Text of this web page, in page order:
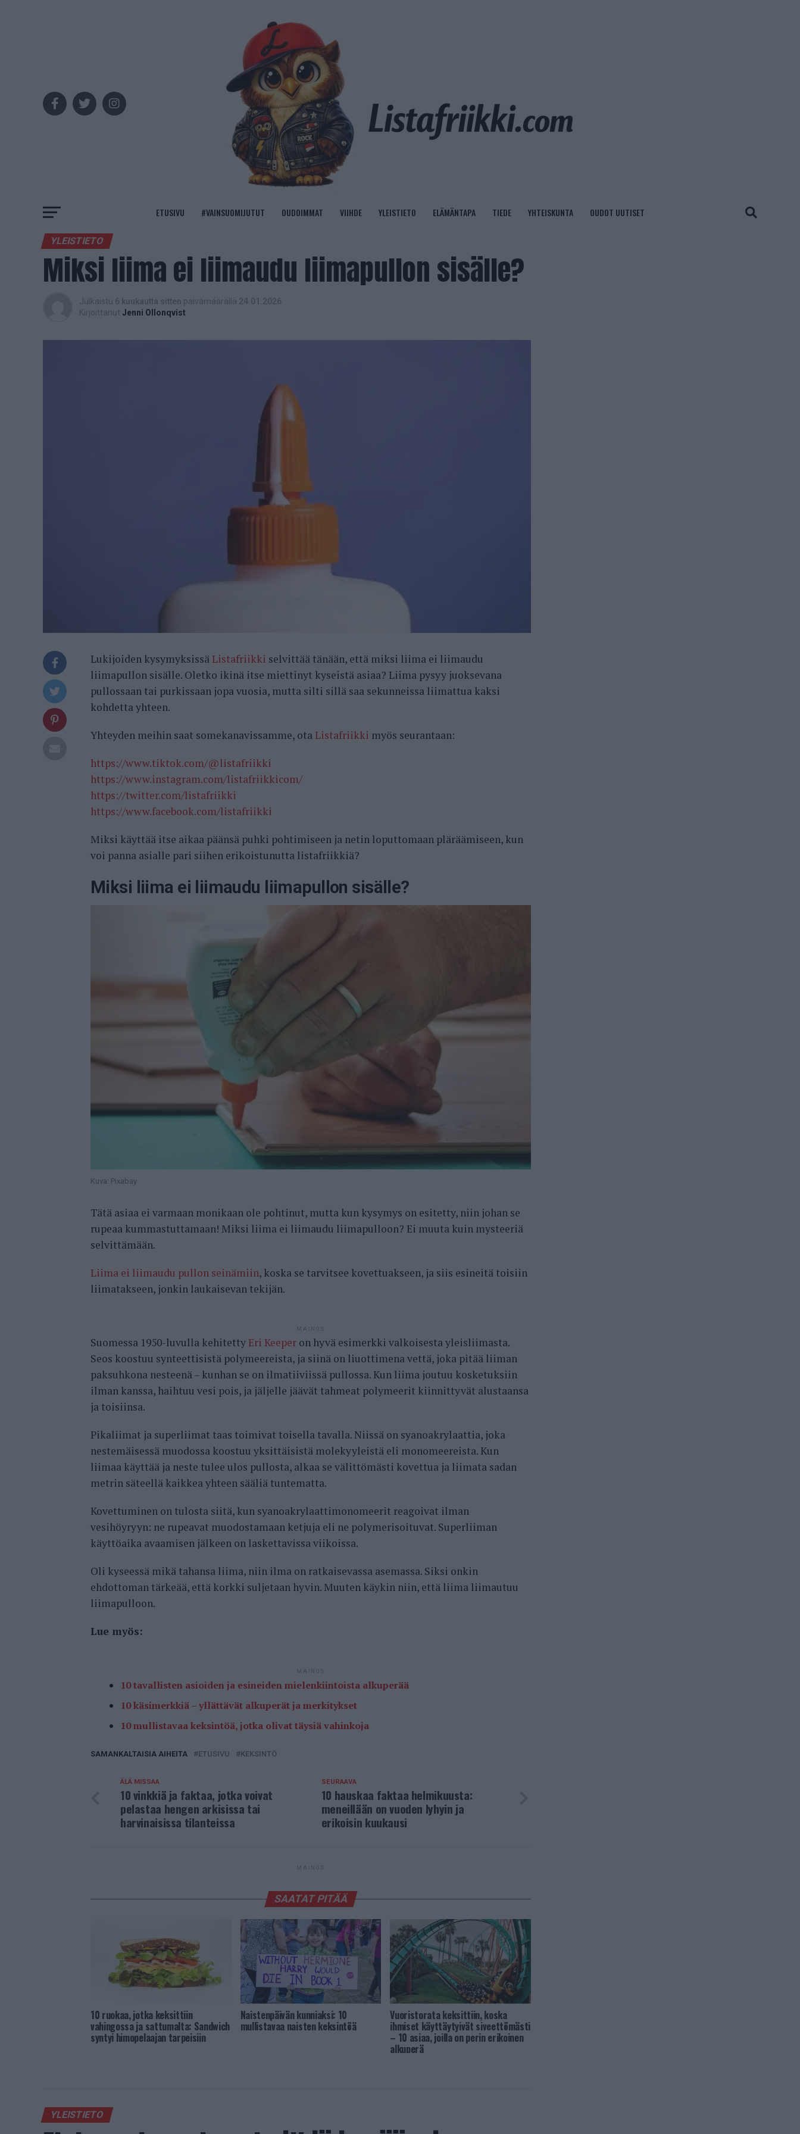
ETUSIVU #VAINSUOMIJUTUT OUDOIMMAT VIIHDE YLEISTIETO ELÄMÄNTAPA TIEDE YHTEISKUNTA OUDOT UUTISET
YLEISTIETO
Miksi liima ei liimaudu liimapullon sisälle?
Julkaistu 6 kuukautta sitten päivämäärällä 24.01.2026
Kirjoittanut Jenni Ollonqvist
Lukijoiden kysymyksissä Listafriikki selvittää tänään, että miksi liima ei liimaudu
liimapullon sisälle. Oletko ikinä itse miettinyt kyseistä asiaa? Liima pysyy juoksevana
pullossaan tai purkissaan jopa vuosia, mutta silti sillä saa sekunneissa liimattua kaksi
kohdetta yhteen.
Yhteyden meihin saat somekanavissamme, ota Listafriikki myös seurantaan:
https://www.tiktok.com/@listafriikki
https://www.instagram.com/listafriikkicom/
https://twitter.com/listafriikki
https://www.facebook.com/listafriikki
Miksi käyttää itse aikaa päänsä puhki pohtimiseen ja netin loputtomaan pläräämiseen, kun
voi panna asialle pari siihen erikoistunutta listafriikkiä?
Miksi liima ei liimaudu liimapullon sisälle?
Kuva: Pixabay
Tätä asiaa ei varmaan monikaan ole pohtinut, mutta kun kysymys on esitetty, niin johan se
rupeaa kummastuttamaan! Miksi liima ei liimaudu liimapulloon? Ei muuta kuin mysteeriä
selvittämään.
Liima ei liimaudu pullon seinämiin, koska se tarvitsee kovettuakseen, ja siis esineitä toisiin
liimatakseen, jonkin laukaisevan tekijän.
MAINOS
Suomessa 1950-luvulla kehitetty Eri Keeper on hyvä esimerkki valkoisesta yleisliimasta.
Seos koostuu synteettisistä polymeereista, ja siinä on liuottimena vettä, joka pitää liiman
paksuhkona nesteenä – kunhan se on ilmatiiviissä pullossa. Kun liima joutuu kosketuksiin
ilman kanssa, haihtuu vesi pois, ja jäljelle jäävät tahmeat polymeerit kiinnittyvät alustaansa
ja toisiinsa.
Pikaliimat ja superliimat taas toimivat toisella tavalla. Niissä on syanoakrylaattia, joka
nestemäisessä muodossa koostuu yksittäisistä molekyyleistä eli monomeereista. Kun
liimaa käyttää ja neste tulee ulos pullosta, alkaa se välittömästi kovettua ja liimata sadan
metrin säteellä kaikkea yhteen sääliä tuntematta.
Kovettuminen on tulosta siitä, kun syanoakrylaattimonomeerit reagoivat ilman
vesihöyryyn: ne rupeavat muodostamaan ketjuja eli ne polymerisoituvat. Superliiman
käyttöaika avaamisen jälkeen on laskettavissa viikoissa.
Oli kyseessä mikä tahansa liima, niin ilma on ratkaisevassa asemassa. Siksi onkin
ehdottoman tärkeää, että korkki suljetaan hyvin. Muuten käykin niin, että liima liimautuu
liimapulloon.
Lue myös:
MAINOS
10 tavallisten asioiden ja esineiden mielenkiintoista alkuperää
10 käsimerkkiä – yllättävät alkuperät ja merkitykset
10 mullistavaa keksintöä, jotka olivat täysiä vahinkoja
SAMANKALTAISIA AIHEITA ETUSIVU KEKSINTÖ
SEURAAVA
10 hauskaa faktaa helmikuusta:
meneillään on vuoden lyhyin ja
erikoisin kuukausi
ÄLÄ MISSAA
10 vinkkiä ja faktaa, jotka voivat
pelastaa hengen arkisissa tai
harvinaisissa tilanteissa
MAINOS
SAATAT PITÄÄ
10 ruokaa, jotka keksittiin
vahingossa ja sattumalta: Sandwich
syntyi himopelaajan tarpeisiin
Naistenpäivän kunniaksi: 10
mullistavaa naisten keksintöä
Vuoristorata keksittiin, koska
ihmiset käyttäytyivät siveettömästi
– 10 asiaa, joilla on perin erikoinen
alkuperä
YLEISTIETO